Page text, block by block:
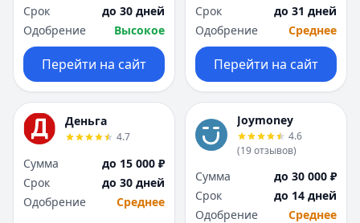
Срок
до 30 дней
Одобрение
Высокое
Перейти на сайт
Срок
до 31 дней
Одобрение
Среднее
Перейти на сайт
Деньга
4.7
Сумма
до 15 000 ₽
Срок
до 30 дней
Одобрение
Среднее
Joymoney
4.6
(19отзывов)
Сумма
до 30 000 ₽
Срок
до 14 дней
Одобрение
Среднее